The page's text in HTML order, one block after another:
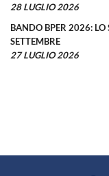
28 LUGLIO 2026
BANDO BPER 2026: LO
SETTEMBRE
27 LUGLIO 2026